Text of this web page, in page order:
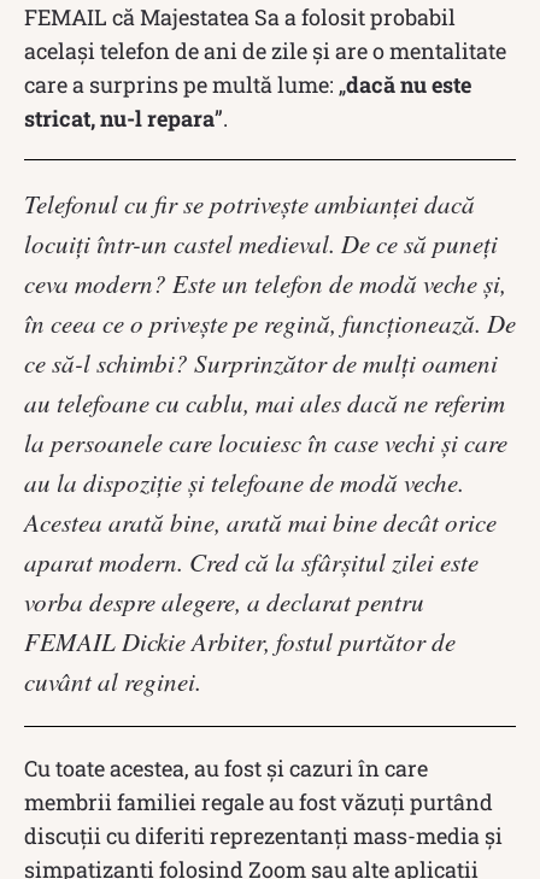
FEMAIL că Majestatea Sa a folosit probabil
același telefon de ani de zile și are o mentalitate
care a surprins pe multă lume: „dacă nu este
stricat, nu-l repara”.
Telefonul cu fir se potrivește ambianței dacă
locuiți într-un castel medieval. De ce să puneți
ceva modern? Este un telefon de modă veche și,
în ceea ce o privește pe regină, funcționează. De
ce să-l schimbi? Surprinzător de mulți oameni
au telefoane cu cablu, mai ales dacă ne referim
la persoanele care locuiesc în case vechi și care
au la dispoziție și telefoane de modă veche.
Acestea arată bine, arată mai bine decât orice
aparat modern. Cred că la sfârșitul zilei este
vorba despre alegere, a declarat pentru
FEMAIL Dickie Arbiter, fostul purtător de
cuvânt al reginei.
Cu toate acestea, au fost și cazuri în care
membrii familiei regale au fost văzuți purtând
discuții cu diferiti reprezentanți mass-media și
simpatizanți folosind Zoom sau alte aplicații